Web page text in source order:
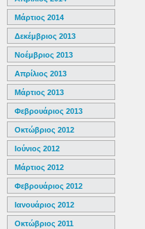
Μάρτιος 2014
Δεκέμβριος 2013
Νοέμβριος 2013
Απρίλιος 2013
Μάρτιος 2013
Φεβρουάριος 2013
Οκτώβριος 2012
Ιούνιος 2012
Μάρτιος 2012
Φεβρουάριος 2012
Ιανουάριος 2012
Οκτώβριος 2011